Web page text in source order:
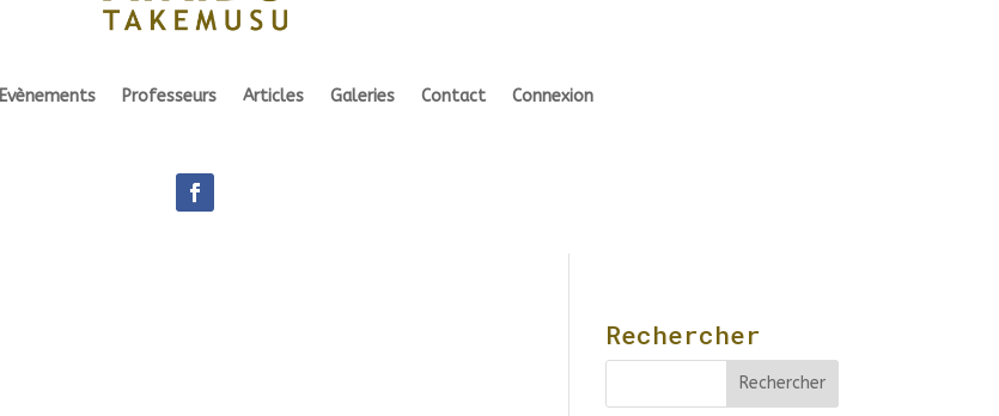
Evènements Professeurs Articles Galeries Contact Connexion
Rechercher